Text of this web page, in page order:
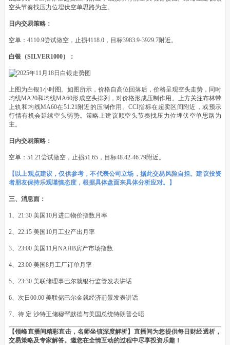
空头节奏找压力位埋伏空单思路为主。
日内交易策略：
空单：4110.9尝试做空，止损4118.0，目标3983.9-3929.7附近。
白银（SILVER1000）：
上图为白银1小时图。如图所示，价格自高位回落后，价格呈现空头走势，同时
均线MA20和均线MA60形成空头排列，对价格形成压制作用。上方关注布林带
上轨和均线MA60在51.21附近的压制作用。CCI指标在超卖区间附近，或预示
行情有机会延续空头弱势。策略上建议顺空头节奏找压力位埋伏空单思路为
主。
日内交易策略：
空单：51.21尝试做空，止损51.65，目标48.42-46.79附近。
【以上观点建议，仅供参考，不代表公司立场，据此交易风险自担。建议投资
者朋友保持乐观谨慎态度，根据具体盘面来具体分析应对。】
三、消息面：
1、21:30 美国10月进口物价指数月率
2、22:15 美国10月工业产出月率
3、23:00 美国11月NAHB房产市场指数
4、23:00 美国8月工厂订单月率
5、23:30 美联储理事巴尔就银行监管发表讲话
6、次日00:00 美联储巴尔金就经济前景发表讲话
7、待 定 沙特王储穆罕默德与美国总统特朗普会晤
【领峰直播间精彩直击，名师坐镇深度解析】直播间为您提供每日财经透析，
交易策略及专家解答。邀您在全情互动的过程中尽享投资乐趣！